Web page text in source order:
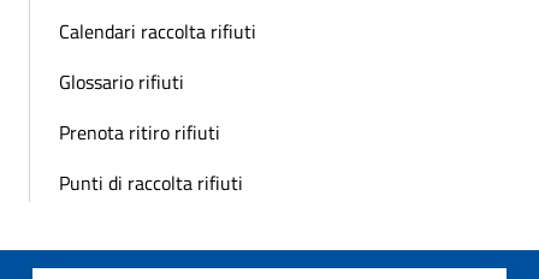
Calendari raccolta rifiuti
Glossario rifiuti
Prenota ritiro rifiuti
Punti di raccolta rifiuti